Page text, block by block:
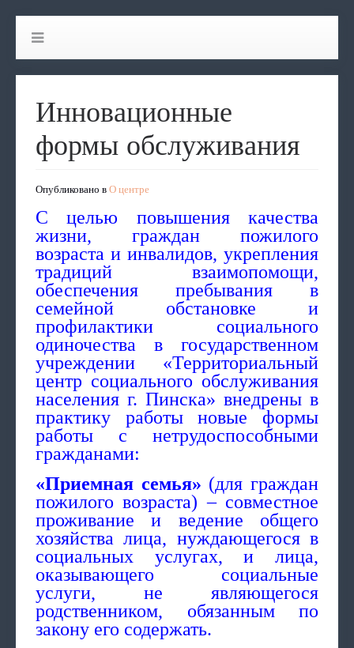
Инновационные
формы обслуживания
Опубликовано вО центре
С целью повышения качества
жизни, граждан пожилого
возраста и инвалидов, укрепления
традиций взаимопомощи,
обеспечения пребывания в
семейной обстановке и
профилактики социального
одиночества в государственном
учреждении «Территориальный
центр социального обслуживания
населения г. Пинска» внедрены в
практику работы новые формы
работы с нетрудоспособными
гражданами:
«Приемная семья» (для граждан
пожилого возраста) – совместное
проживание и ведение общего
хозяйства лица, нуждающегося в
социальных услугах, и лица,
оказывающего социальные
услуги, не являющегося
родственником, обязанным по
закону его содержать.